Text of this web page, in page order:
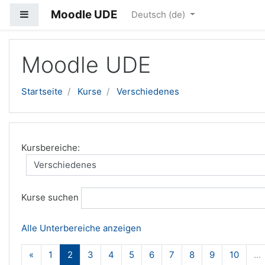
Website-Übersicht
Moodle UDE Deutsch ‎(de)‎
Moodle UDE
Startseite Kurse Verschiedenes
Kursbereiche:
Kurse suchen
Alle Unterbereiche anzeigen
« Zurück
1 2 (aktuell)
3 4 5 6 7 8 9 10 …